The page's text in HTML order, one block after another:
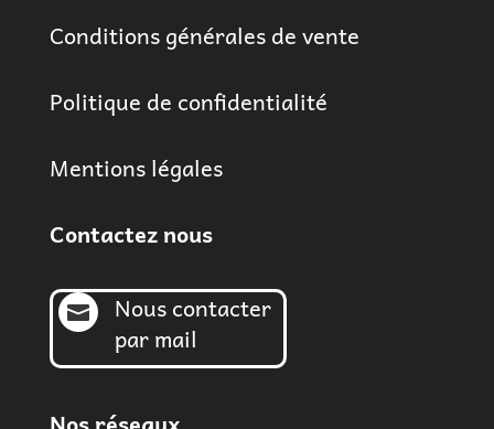
Conditions générales de vente
Politique de confidentialité
Mentions légales
Contactez nous

Nous contacter
par mail